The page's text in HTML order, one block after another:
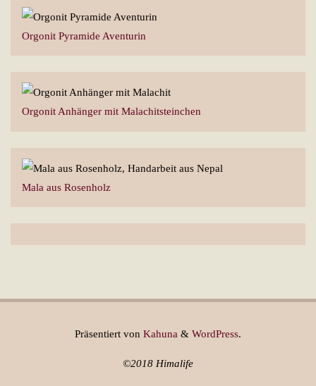
Orgonit Pyramide Aventurin
Orgonit Anhänger mit Malachitsteinchen
Mala aus Rosenholz
Präsentiert von Kahuna & WordPress.
©2018 Himalife